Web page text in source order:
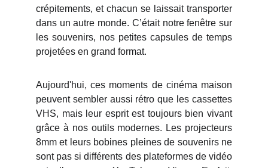
crépitements, et chacun se laissait transporter
dans un autre monde. C’était notre fenêtre sur
les souvenirs, nos petites capsules de temps
projetées en grand format.
Aujourd'hui, ces moments de cinéma maison
peuvent sembler aussi rétro que les cassettes
VHS, mais leur esprit est toujours bien vivant
grâce à nos outils modernes. Les projecteurs
8mm et leurs bobines pleines de souvenirs ne
sont pas si différents des plateformes de vidéo